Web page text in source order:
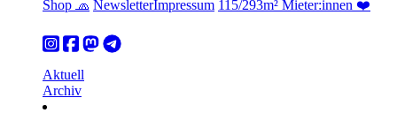
Shop 🧢 NewsletterImpressum 115/293m² Mieter:innen ❤️
Aktuell
Archiv